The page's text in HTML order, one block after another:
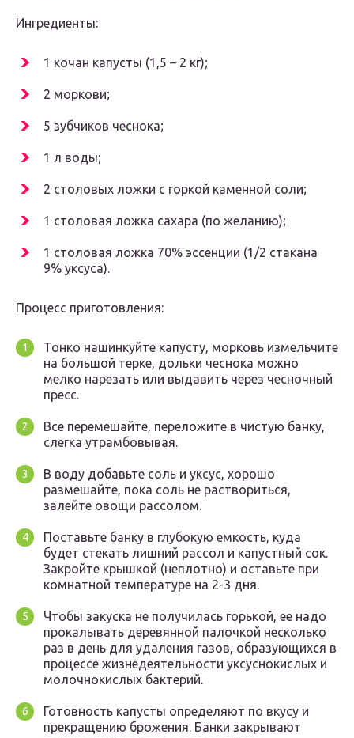
Ингредиенты:
1 кочан капусты (1,5 – 2 кг);
2 моркови;
5 зубчиков чеснока;
1 л воды;
2 столовых ложки с горкой каменной соли;
1 столовая ложка сахара (по желанию);
1 столовая ложка 70% эссенции (1/2 стакана
9% уксуса).
Процесс приготовления:
Тонко нашинкуйте капусту, морковь измельчите
на большой терке, дольки чеснока можно
мелко нарезать или выдавить через чесночный
пресс.
Все перемешайте, переложите в чистую банку,
слегка утрамбовывая.
В воду добавьте соль и уксус, хорошо
размешайте, пока соль не раствориться,
залейте овощи рассолом.
Поставьте банку в глубокую емкость, куда
будет стекать лишний рассол и капустный сок.
Закройте крышкой (неплотно) и оставьте при
комнатной температуре на 2-3 дня.
Чтобы закуска не получилась горькой, ее надо
прокалывать деревянной палочкой несколько
раз в день для удаления газов, образующихся в
процессе жизнедеятельности уксуснокислых и
молочнокислых бактерий.
Готовность капусты определяют по вкусу и
прекращению брожения. Банки закрывают